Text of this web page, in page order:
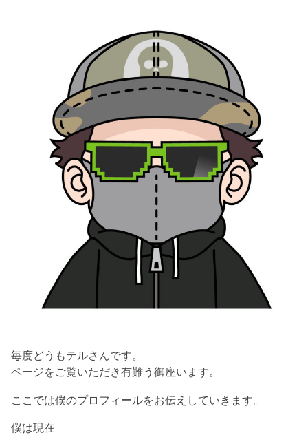
毎度どうもテルさんです。
ページをご覧いただき有難う御座います。
ここでは僕のプロフィールをお伝えしていきます。
僕は現在